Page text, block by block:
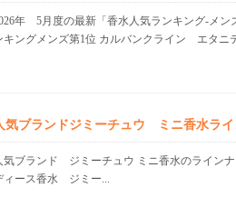
年 5月度の最新「香水人気ランキング-メン
キングメンズ第1位 カルバンクライン エタニ
気ブランドジミーチュウ ミニ香水ライ
気ブランド ジミーチュウ ミニ香水のライン
ィース香水 ジミー...